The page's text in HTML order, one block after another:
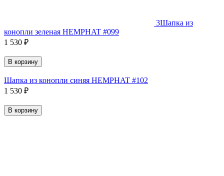
3Шапка из
конопли зеленая HEMPHAT #099
1 530 ₽
В корзину
Шапка из конопли синяя HEMPHAT #102
1 530 ₽
В корзину